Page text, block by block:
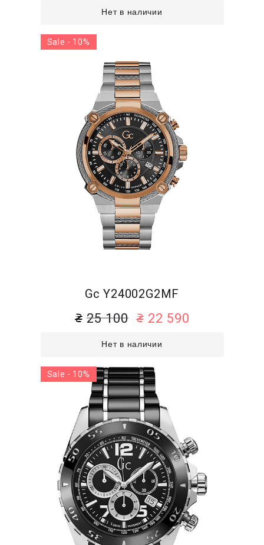
Нет в наличии
Gc Y24002G2MF
25 100 22 590
Нет в наличии
Sale - 10%
Sale - 10%